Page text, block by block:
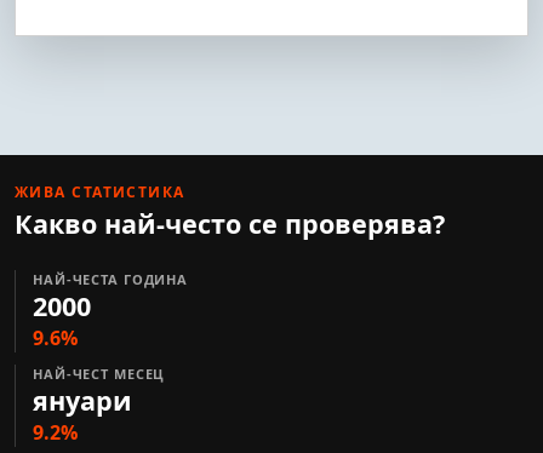
ЖИВА СТАТИСТИКА
Какво най-често се проверява?
НАЙ-ЧЕСТА ГОДИНА
2000
9.6%
НАЙ-ЧЕСТ МЕСЕЦ
януари
9.2%